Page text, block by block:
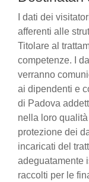
I dati dei
afferenti alle
Titolare al
competenze. I
verranno
ai dipendenti e
di Padova
nella loro
protezione dei
incaricati del
adeguatamente
raccolti per le